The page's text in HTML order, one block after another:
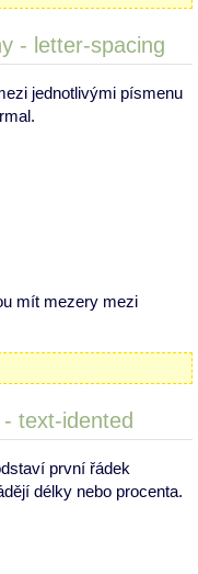
- letter-spacing
jednotlivými písmenu
mít mezery mezi
text-idented
první řádek
délky nebo procenta.